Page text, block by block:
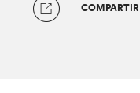
COMPARTIR